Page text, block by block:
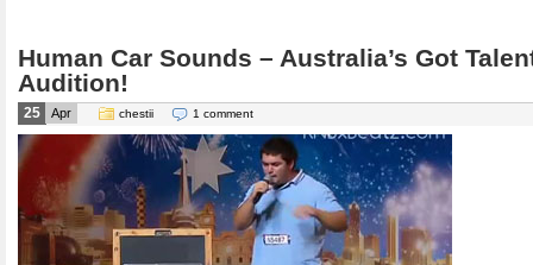
Human Car Sounds – Australia’s Got
Audition!
25 Apr chestii 1 comment